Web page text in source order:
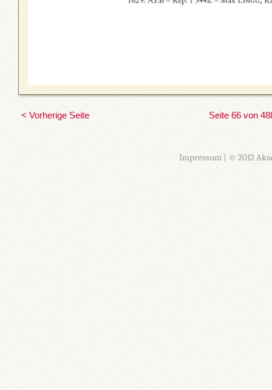
< Vorherige Seite Seite 66 von
Impressum| © 2012